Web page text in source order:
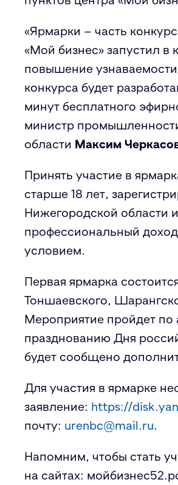
«Ярмарки – часть
«Мой бизнес» запустил в
повышение
конкурса будет
минут бесплатного
министр
области Максим
Принять участие в
старше 18 лет,
Нижегородской области
профессиональный
условием.
Первая ярмарка
Тоншаевского,
Мероприятие пройдет по
празднованию Дня
будет сообщено
Для участия в ярмарке
заявление: https://
почту: urenbc@mail.ru.
Напомним, чтобы стать
на сайтах: